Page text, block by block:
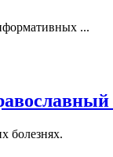
...
болезнях.